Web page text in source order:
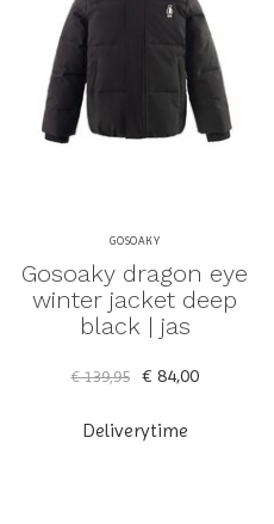
GOSOAKY
Gosoaky dragon eye
winter jacket deep
black | jas
€ 139,95 € 84,00
Deliverytime